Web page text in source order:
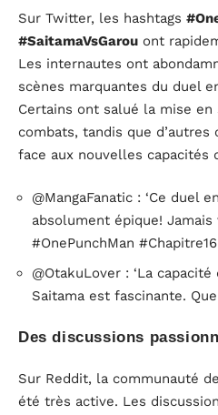
Sur Twitter, les hashtags
#SaitamaVsGarou ont
Les internautes ont
scènes marquantes du duel
Certains ont salué la mise
combats, tandis que
face aux nouvelles capacités
@MangaFanatic : ‘Ce duel
absolument épique!
#OnePunchMan
@OtakuLover : ‘La
Saitama est fascinante.
Des discussions
Sur Reddit, la communauté de
été très active. Les